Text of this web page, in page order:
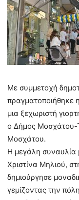
Με συμμετοχή
πραγματοποιήθηκε
μια ξεχωριστή
ο Δήμος Μοσχάτου-
Μοσχάτου.
Η μεγάλη συναυλία
Χριστίνα Μηλιού,
δημιούργησε
γεμίζοντας την